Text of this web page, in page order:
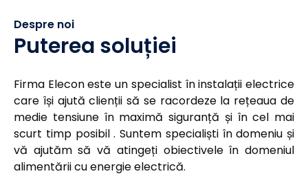
Despre noi
Puterea soluției
Firma Elecon este un specialist în instalații electrice
care își ajută clienții să se racordeze la rețeaua de
medie tensiune în maximă siguranță și în cel mai
scurt timp posibil . Suntem specialiști în domeniu și
vă ajutăm să vă atingeți obiectivele în domeniul
alimentării cu energie electrică.